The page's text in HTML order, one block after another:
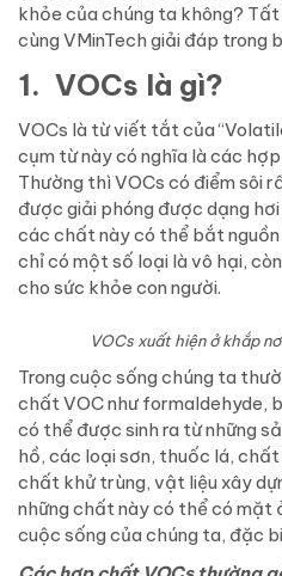
khỏe của chúng ta không?
cùng VMinTech giải đáp trong
1. VOCs là gì?
VOCs là từ viết tắt của
cụm từ này có nghĩa là các
Thường thì VOCs có điểm sôi
được giải phóng được dạng
các chất này có thể bắt
chỉ có một số loại là vô hại,
cho sức khỏe con người.
VOCs xuất hiện ở khắp
Trong cuộc sống chúng ta
chất VOC như formaldehyde,
có thể được sinh ra từ những
hồ, các loại sơn, thuốc lá,
chất khử trùng, vật liệu xây
những chất này có thể có mặt
cuộc sống của chúng ta, đặc